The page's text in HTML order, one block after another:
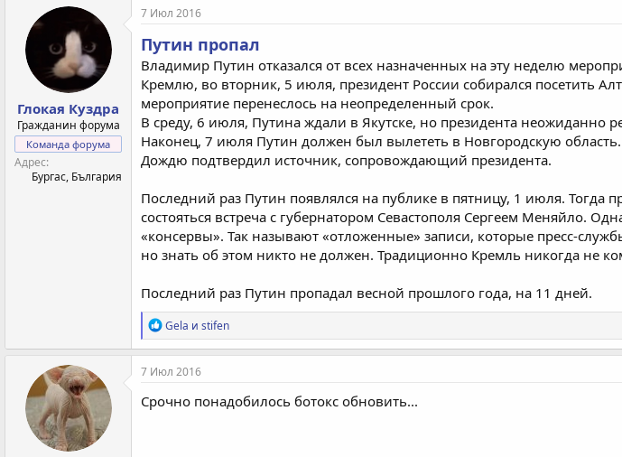
к
и
:
Глокая Куздра
Гражданин форума
Команда форума
Адрес
Бургас, България
7 Июл 2016
Путин пропал
Владимир Путин отказался от всех назначенных на эту неделю
Кремлю, во вторник, 5 июля, президент России собирался посетить
мероприятие перенеслось на неопределенный срок.
В среду, 6 июля, Путина ждали в Якутске, но президента
Наконец, 7 июля Путин должен был вылететь в Новгородскую
Дождю подтвердил источник, сопровождающий президента.
Последний раз Путин появлялся на публике в пятницу, 1 июля.
состояться встреча с губернатором Севастополя Сергеем Меняйло.
«консервы». Так называют «отложенные» записи, которые пресс-
но знать об этом никто не должен. Традиционно Кремль никогда не
Последний раз Путин пропадал весной прошлого года, на 11 дней.
Р
е
а
к
и
и
Gela и stifen
7 Июл 2016
Срочно понадобилось ботокс обновить...